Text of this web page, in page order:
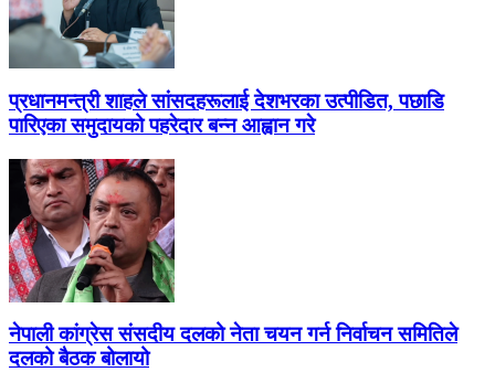
प्रधानमन्त्री शाहले सांसदहरूलाई देशभरका उत्पीडित, पछाडि
पारिएका समुदायको पहरेदार बन्न आह्वान गरे
नेपाली कांग्रेस संसदीय दलको नेता चयन गर्न निर्वाचन समितिले
दलको बैठक बोलायो